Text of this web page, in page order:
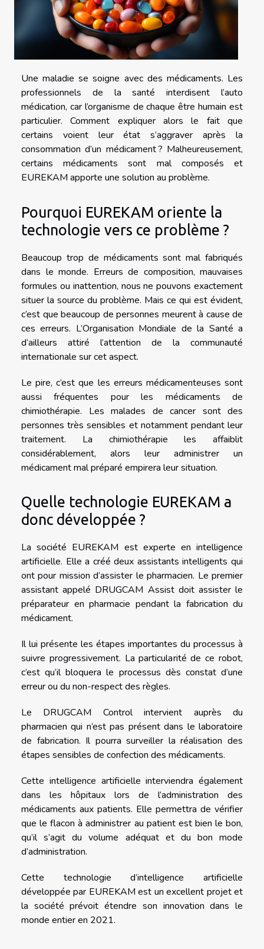
Une maladie se soigne avec des médicaments. Les
professionnels de la santé interdisent l’auto
médication, car l’organisme de chaque être humain est
particulier. Comment expliquer alors le fait que
certains voient leur état s’aggraver après la
consommation d’un médicament ? Malheureusement,
certains médicaments sont mal composés et
EUREKAM apporte une solution au problème.
Pourquoi EUREKAM oriente la
technologie vers ce problème ?
Beaucoup trop de médicaments sont mal fabriqués
dans le monde. Erreurs de composition, mauvaises
formules ou inattention, nous ne pouvons exactement
situer la source du problème. Mais ce qui est évident,
c’est que beaucoup de personnes meurent à cause de
ces erreurs. L’Organisation Mondiale de la Santé a
d’ailleurs attiré l’attention de la communauté
internationale sur cet aspect.
Le pire, c’est que les erreurs médicamenteuses sont
aussi fréquentes pour les médicaments de
chimiothérapie. Les malades de cancer sont des
personnes très sensibles et notamment pendant leur
traitement. La chimiothérapie les affaiblit
considérablement, alors leur administrer un
médicament mal préparé empirera leur situation.
Quelle technologie EUREKAM a
donc développée ?
La société EUREKAM est experte en intelligence
artificielle. Elle a créé deux assistants intelligents qui
ont pour mission d’assister le pharmacien. Le premier
assistant appelé DRUGCAM Assist doit assister le
préparateur en pharmacie pendant la fabrication du
médicament.
Il lui présente les étapes importantes du processus à
suivre progressivement. La particularité de ce robot,
c’est qu’il bloquera le processus dès constat d’une
erreur ou du non-respect des règles.
Le DRUGCAM Control intervient auprès du
pharmacien qui n’est pas présent dans le laboratoire
de fabrication. Il pourra surveiller la réalisation des
étapes sensibles de confection des médicaments.
Cette intelligence artificielle interviendra également
dans les hôpitaux lors de l’administration des
médicaments aux patients. Elle permettra de vérifier
que le flacon à administrer au patient est bien le bon,
qu’il s’agit du volume adéquat et du bon mode
d’administration.
Cette technologie d’intelligence artificielle
développée par EUREKAM est un excellent projet et
la société prévoit étendre son innovation dans le
monde entier en 2021.